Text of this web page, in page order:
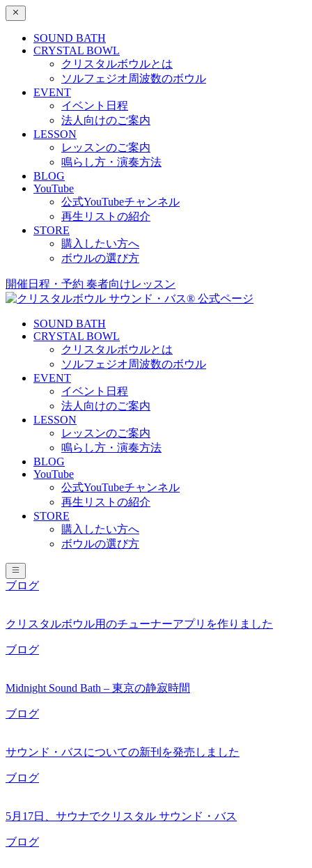
SOUND BATH
CRYSTAL BOWL
クリスタルボウルとは
ソルフェジオ周波数のボウル
EVENT
イベント日程
法人向けのご案内
LESSON
レッスンのご案内
鳴らし方・演奏方法
BLOG
YouTube
公式YouTubeチャンネル
再生リストの紹介
STORE
購入したい方へ
ボウルの選び方
開催日程・予約 奏者向けレッスン
SOUND BATH
CRYSTAL BOWL
クリスタルボウルとは
ソルフェジオ周波数のボウル
EVENT
イベント日程
法人向けのご案内
LESSON
レッスンのご案内
鳴らし方・演奏方法
BLOG
YouTube
公式YouTubeチャンネル
再生リストの紹介
STORE
購入したい方へ
ボウルの選び方
ブログ
クリスタルボウル用のチューナーアプリを作りました
ブログ
Midnight Sound Bath – 東京の静寂時間
ブログ
サウンド・バスについての新刊を発売しました
ブログ
5月17日、サウナでクリスタル サウンド・バス
ブログ